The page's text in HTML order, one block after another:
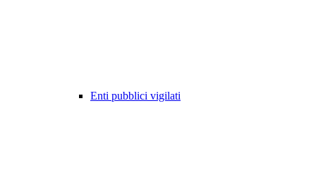
Enti pubblici vigilati